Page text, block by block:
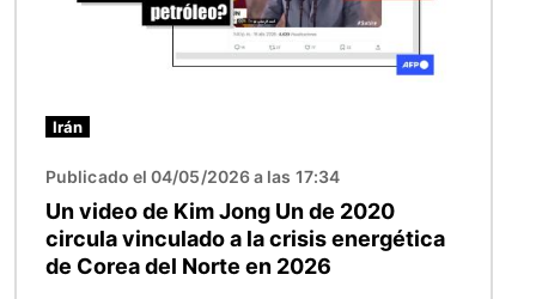
Irán
Publicado el 04/05/2026 a las 17:34
Un video de Kim Jong Un de 2020
circula vinculado a la crisis energética
de Corea del Norte en 2026